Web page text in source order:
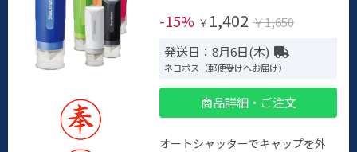
-15% ￥ 1,402 ￥1,650
発送日：8月6日(木)
ネコポス（郵便受けへお届け）
商品詳細・ご注文
オートシャッターでキャップを外